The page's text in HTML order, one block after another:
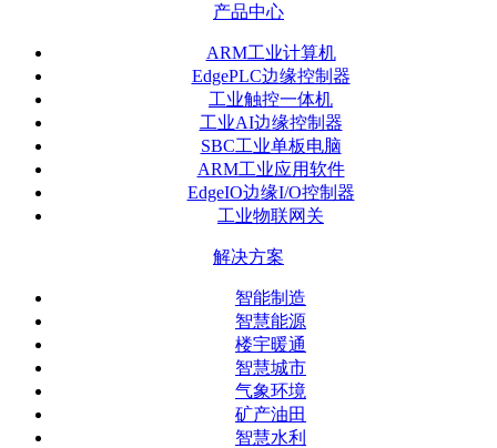
产品中心
ARM工业计算机
EdgePLC边缘控制器
工业触控一体机
工业AI边缘控制器
SBC工业单板电脑
ARM工业应用软件
EdgeIO边缘I/O控制器
工业物联网关
解决方案
智能制造
智慧能源
楼宇暖通
智慧城市
气象环境
矿产油田
智慧水利